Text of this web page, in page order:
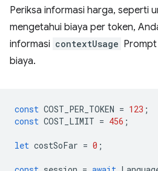
Periksa informasi harga, seperti
mengetahui biaya per token,
informasi contextUsage
biaya.
const COST_PER_TOKEN = 123 ;
const COST_LIMIT = 456 ;
let costSoFar = 0 ;